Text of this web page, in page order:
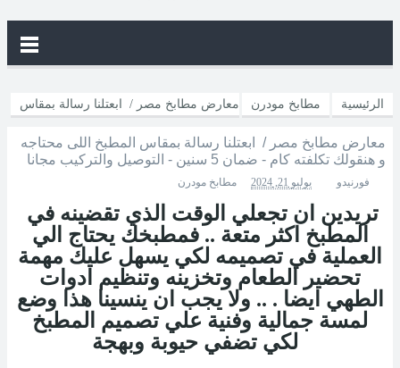
الرئيسية مطابخ مودرن معارض مطابخ مصر / ابعتلنا رسالة بمقاس
المطبخ اللى محتاجه و هنقولك تكلفته كام - ضمان 5 سنين - التوصيل
والتركيب مجانا
معارض مطابخ مصر / ابعتلنا رسالة بمقاس المطبخ اللى محتاجه
و هنقولك تكلفته كام - ضمان 5 سنين - التوصيل والتركيب مجانا
فورنيدو يوليو 21, 2024 مطابخ مودرن
المطبخ اكثر متعة .. فمطبخك يحتاج الي
العملية في تصميمه لكي يسهل عليك مهمة
تحضير الطعام وتخزينه وتنظيم ادوات
الطهي ايضا . .. ولا يجب ان ينسينا هذا وضع
لمسة جمالية وفنية علي تصميم المطبخ